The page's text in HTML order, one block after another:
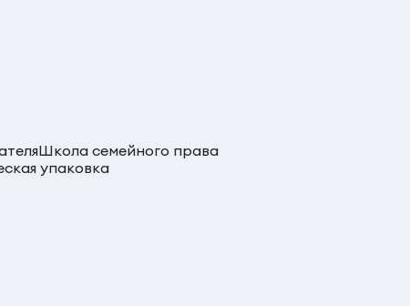
Школа семейного права
упаковка